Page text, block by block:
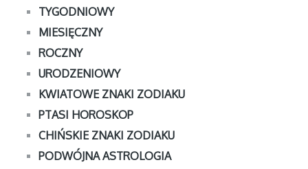
TYGODNIOWY
MIESIĘCZNY
ROCZNY
URODZENIOWY
KWIATOWE ZNAKI ZODIAKU
PTASI HOROSKOP
CHIŃSKIE ZNAKI ZODIAKU
PODWÓJNA ASTROLOGIA